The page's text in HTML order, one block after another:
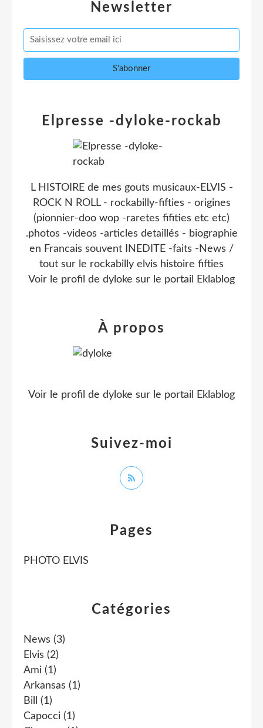
Newsletter
Catégories
News (3)
Elvis (2)
Ami (1)
Arkansas (1)
Bill
(1)
Capocci (1)
Pages
PHOTO ELVIS
Elpresse -dyloke-rockab
L HISTOIRE de mes gouts musicaux-ELVIS -
ROCK N ROLL - rockabilly-fifties - origines
(pionnier-doo wop -raretes fifities etc etc)
.photos -videos -articles detaillés - biographie
en Francais souvent INEDITE -faits -News /
tout sur le rockabilly elvis histoire fifties
Voir le profil de dyloke sur le portail Eklablog
Suivez-moi
À propos
Voir le profil de dyloke sur le portail Eklablog